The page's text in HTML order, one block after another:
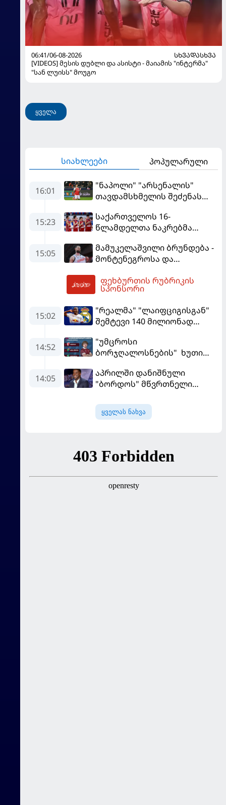
06:41/06-08-2026
ᲡᲮᲕᲐᲓᲐᲡᲮᲕᲐ
[VIDEOS] მესის დუბლი და ასისტი - მაიამის "ინტერმა"
"სან ლუისს" მოუგო
ყველა
სიახლეები პოპულარული
16:01
"ნაპოლი" "არსენალის"
თავდამსხმელის შეძენას
15:23
საქართველოს 16-
წლამდელთა ნაკრებმა
მარცხით გახსნა
15:05
მამუკელაშვილი ბრუნდება -
მონტენეგროსა და
მატჩებისთვის საქართველო
მზადებას 15
ფეხბურთის რუბრიკის
სპონსორი
15:02
"რეალმა" "ლაიფციგისგან"
შემტევი 140 მილიონად
14:52
"უმცროსი
ბორჯღალოსნების" ხუთი
14:05
აპრილში დანიშნული
"ბორდოს" მწვრთნელი
ყველას ნახვა